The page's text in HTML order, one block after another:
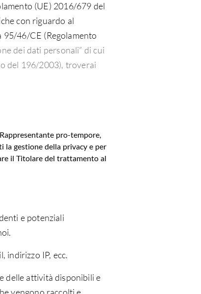
(UE) 2016/679 del
con riguardo al
46/CE (Regolamento
dei dati personali” di cui
del 196/2003), troverai
pro-tempore,
la gestione della privacy e per
il Titolare del trattamento al
e potenziali
indirizzo IP, ecc.
delle attività disponibili e